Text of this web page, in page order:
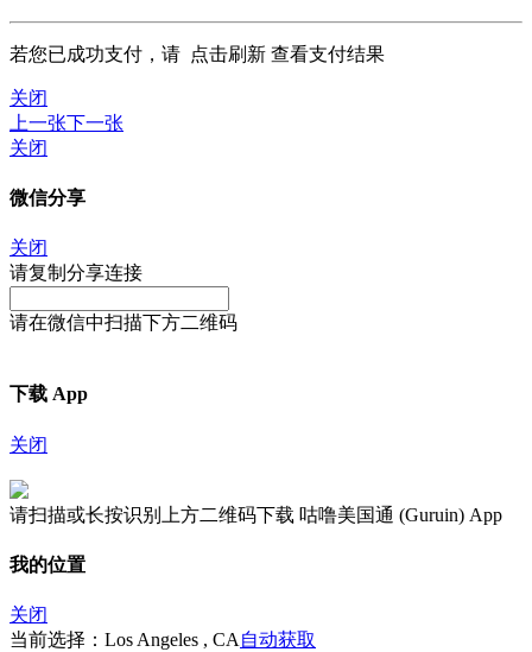
若您已成功支付，请 点击刷新 查看支付结果
关闭
上一张下一张
关闭
微信分享
关闭
请复制分享连接
请在微信中扫描下方二维码
下载 App
关闭
请扫描或长按识别上方二维码下载 咕噜美国通 (Guruin) App
我的位置
关闭
当前选择：Los Angeles , CA 自动获取